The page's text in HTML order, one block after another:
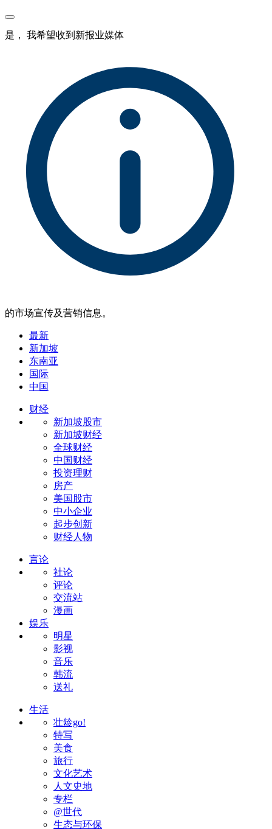
是， 我希望收到新报业媒体
的市场宣传及营销信息。
最新
新加坡
东南亚
国际
中国
财经
新加坡股市
新加坡财经
全球财经
中国财经
投资理财
房产
美国股市
中小企业
起步创新
财经人物
言论
社论
评论
交流站
漫画
娱乐
明星
影视
音乐
韩流
送礼
生活
壮龄go!
特写
美食
旅行
文化艺术
人文史地
专栏
@世代
生态与环保